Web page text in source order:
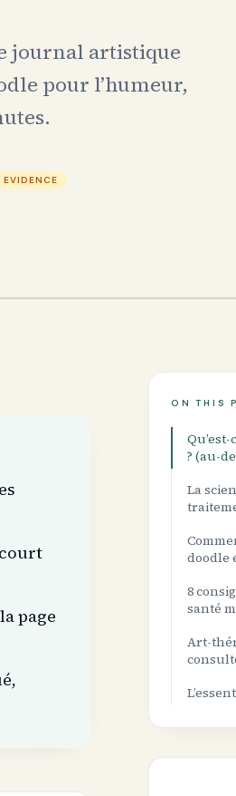
journal artistique
pour l’humeur,
EVIDENCE
page
ON THIS
? (au-
La
doodle
8
santé
Art-